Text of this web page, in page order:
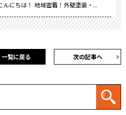
にちは！ 地域密着！外壁塗装・...
次の記事へ
一覧に戻る